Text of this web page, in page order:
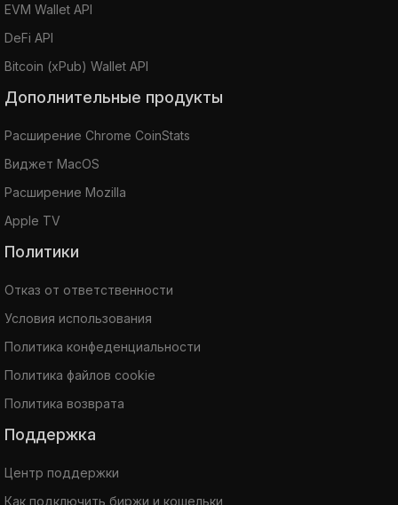
EVM Wallet API
DeFi API
Bitcoin (xPub) Wallet API
Дополнительные продукты
Расширение Chrome CoinStats
Виджет MacOS
Расширение Mozilla
Apple TV
Политики
Отказ от ответственности
Условия использования
Политика конфеденциальности
Политика файлов cookie
Политика возврата
Поддержка
Центр поддержки
Как подключить биржи и кошельки